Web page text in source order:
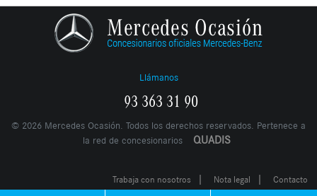
Llámanos
93 363 31 90
© 2026 Mercedes Ocasión. Todos los derechos reservados. Pertenece a
la red de concesionarios
QUADIS
Trabaja con nosotros | Nota legal | Contacto